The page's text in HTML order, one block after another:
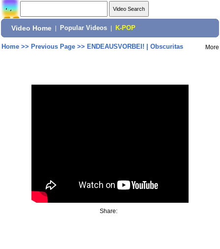
Video Home Popular Videos K-POP
Home>> Previous Page>> ENDEAUSVORBEI! | Obscuritas More
Share: